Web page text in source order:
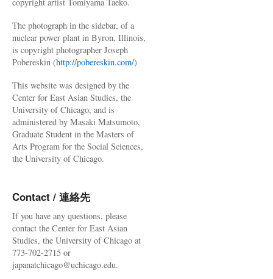
The photograph in the sidebar, of a
nuclear power plant in Byron, Illinois,
is copyright photographer Joseph
Pobereskin (http://pobereskin.com/)
This website was designed by the
Center for East Asian Studies, the
University of Chicago, and is
administered by Masaki Matsumoto,
Graduate Student in the Masters of
Arts Program for the Social Sciences,
the University of Chicago.
Contact / 連絡先
If you have any questions, please
contact the Center for East Asian
Studies, the University of Chicago at
773-702-2715 or
japanatchicago@uchicago.edu.